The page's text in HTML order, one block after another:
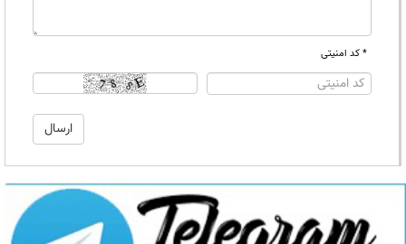
* کد امنیتی